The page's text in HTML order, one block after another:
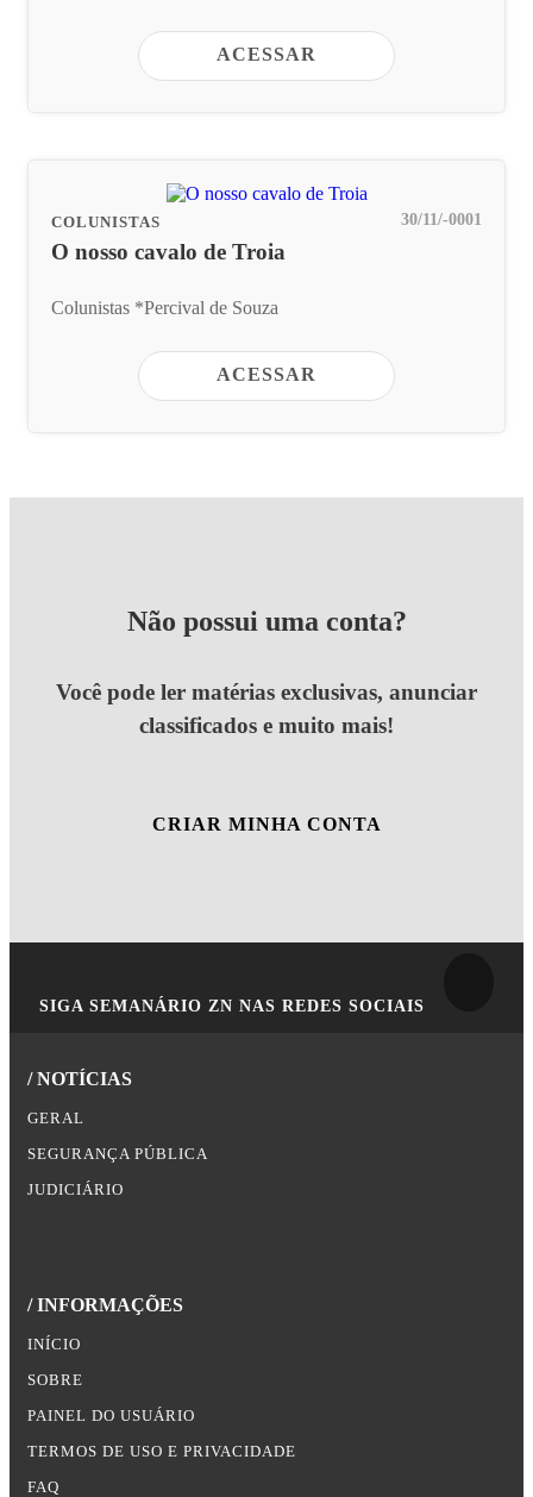
ACESSAR
COLUNISTAS 30/11/-0001
O nosso cavalo de Troia
Colunistas *Percival de Souza
ACESSAR
Não possui uma conta?
Você pode ler matérias exclusivas, anunciar
classificados e muito mais!
CRIAR MINHA CONTA
SIGA SEMANÁRIO ZN NAS REDES SOCIAIS
/ NOTÍCIAS
GERAL
SEGURANÇA PÚBLICA
JUDICIÁRIO
/ INFORMAÇÕES
INÍCIO
SOBRE
PAINEL DO USUÁRIO
TERMOS DE USO E PRIVACIDADE
FAQ